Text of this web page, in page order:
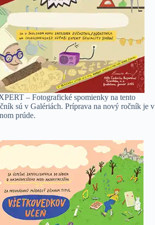
– Fotografické spomienky na tento
sú v Galériách. Príprava na nový ročník je v
prúde.